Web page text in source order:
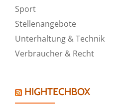
Sport
Stellenangebote
Unterhaltung & Technik
Verbraucher & Recht
HIGHTECHBOX